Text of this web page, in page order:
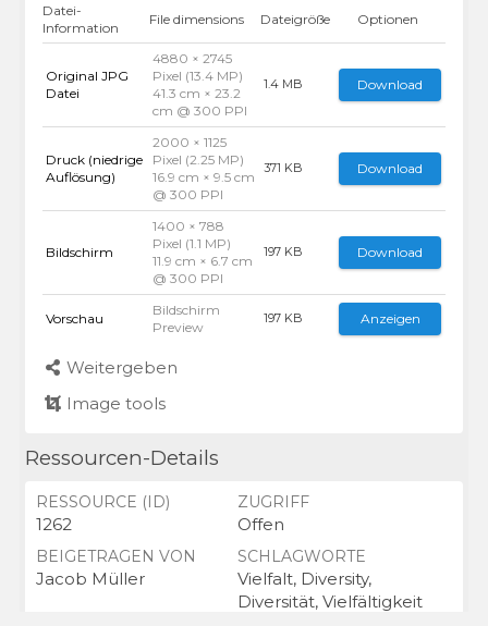
Datei-
Information
File dimensions Dateigröße Optionen
Original JPG
Datei
4880 × 2745
Pixel (13.4 MP)
41.3 cm × 23.2
cm @ 300 PPI
1.4 MB Download
Druck (niedrige
Auflösung)
2000 × 1125
Pixel (2.25 MP)
16.9 cm × 9.5 cm
@ 300 PPI
371 KB Download
Bildschirm
1400 × 788
Pixel (1.1 MP)
11.9 cm × 6.7 cm
@ 300 PPI
197 KB Download
Vorschau
Bildschirm
Preview
197 KB Anzeigen
Weitergeben
Image tools
Ressourcen-Details
RESSOURCE (ID)
1262
ZUGRIFF
Offen
BEIGETRAGEN VON
Jacob Müller
SCHLAGWORTE
Vielfalt, Diversity,
Diversität, Vielfältigkeit